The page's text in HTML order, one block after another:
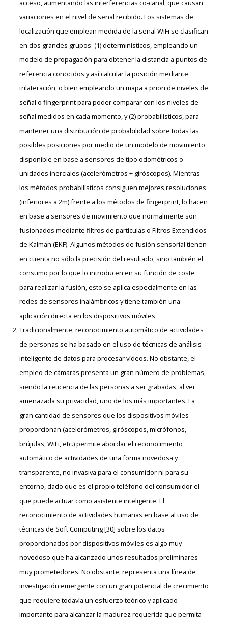
acceso, aumentando las interferencias co-canal, que causan
variaciones en el nivel de señal recibido. Los sistemas de
localización que emplean medida de la señal WiFi se clasifican
en dos grandes grupos: (1) determinísticos, empleando un
modelo de propagación para obtener la distancia a puntos de
referencia conocidos y así calcular la posición mediante
trilateración, o bien empleando un mapa a priori de niveles de
señal o fingerprint para poder comparar con los niveles de
señal medidos en cada momento, y (2) probabilísticos, para
mantener una distribución de probabilidad sobre todas las
posibles posiciones por medio de un modelo de movimiento
disponible en base a sensores de tipo odométricos o
unidades inerciales (acelerómetros + giróscopos). Mientras
los métodos probabilísticos consiguen mejores resoluciones
(inferiores a 2m) frente a los métodos de fingerprint, lo hacen
en base a sensores de movimiento que normalmente son
fusionados mediante filtros de partículas o Filtros Extendidos
de Kalman (EKF). Algunos métodos de fusión sensorial tienen
en cuenta no sólo la precisión del resultado, sino también el
consumo por lo que lo introducen en su función de coste
para realizar la fusión, esto se aplica especialmente en las
redes de sensores inalámbricos y tiene también una
aplicación directa en los dispositivos móviles.
Tradicionalmente, reconocimiento automático de actividades
de personas se ha basado en el uso de técnicas de análisis
inteligente de datos para procesar vídeos. No obstante, el
empleo de cámaras presenta un gran número de problemas,
siendo la reticencia de las personas a ser grabadas, al ver
amenazada su privacidad, uno de los más importantes. La
gran cantidad de sensores que los dispositivos móviles
proporcionan (acelerómetros, giróscopos, micrófonos,
brújulas, WiFi, etc.) permite abordar el reconocimiento
automático de actividades de una forma novedosa y
transparente, no invasiva para el consumidor ni para su
entorno, dado que es el propio teléfono del consumidor el
que puede actuar como asistente inteligente. El
reconocimiento de actividades humanas en base al uso de
técnicas de Soft Computing [30] sobre los datos
proporcionados por dispositivos móviles es algo muy
novedoso que ha alcanzado unos resultados preliminares
muy prometedores. No obstante, representa una línea de
investigación emergente con un gran potencial de crecimiento
que requiere todavía un esfuerzo teórico y aplicado
importante para alcanzar la madurez requerida que permita